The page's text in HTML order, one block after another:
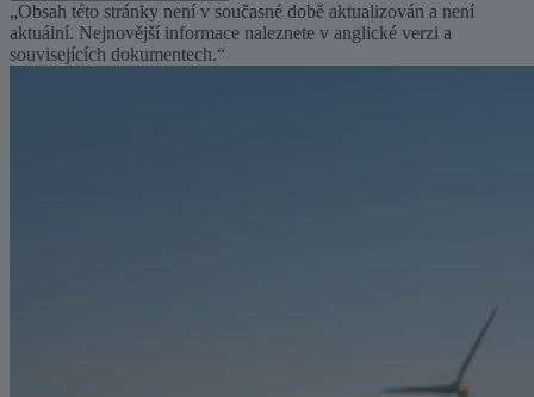
„Obsah této stránky není v současné době aktualizován a není
aktuální. Nejnovější informace naleznete v anglické verzi a
souvisejících dokumentech.“